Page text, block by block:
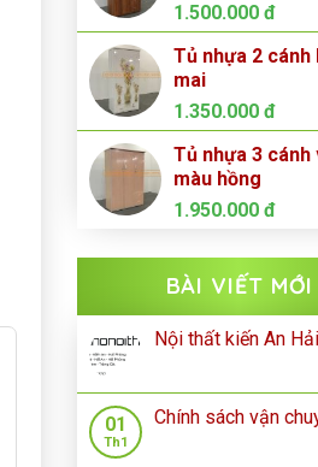
1.500.000 đ
Tủ nhựa 2 cánh
mai
1.350.000 đ
Tủ nhựa 3 cánh
màu hồng
1.950.000 đ
BÀI VIẾT MỚI
Nội thất kiến An
01
Th1
Chính sách vận